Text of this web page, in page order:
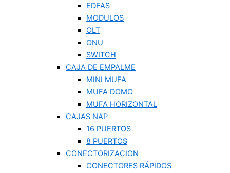
EDFAS
MODULOS
OLT
ONU
SWITCH
CAJA DE EMPALME
MINI MUFA
MUFA DOMO
MUFA HORIZONTAL
CAJAS NAP
16 PUERTOS
8 PUERTOS
CONECTORIZACION
CONECTORES RÁPIDOS